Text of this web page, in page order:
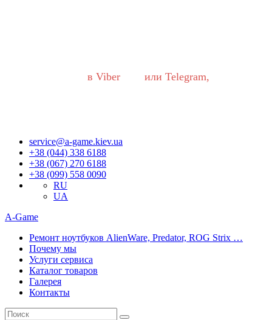
в Viber или Telegram,
service@a-game.kiev.ua
+38 (044) 338 6188
+38 (067) 270 6188
+38 (099) 558 0090
RU
UA
A-Game
Ремонт ноутбуков AlienWare, Predator, ROG Strix …
Почему мы
Услуги сервиса
Каталог товаров
Галерея
Контакты